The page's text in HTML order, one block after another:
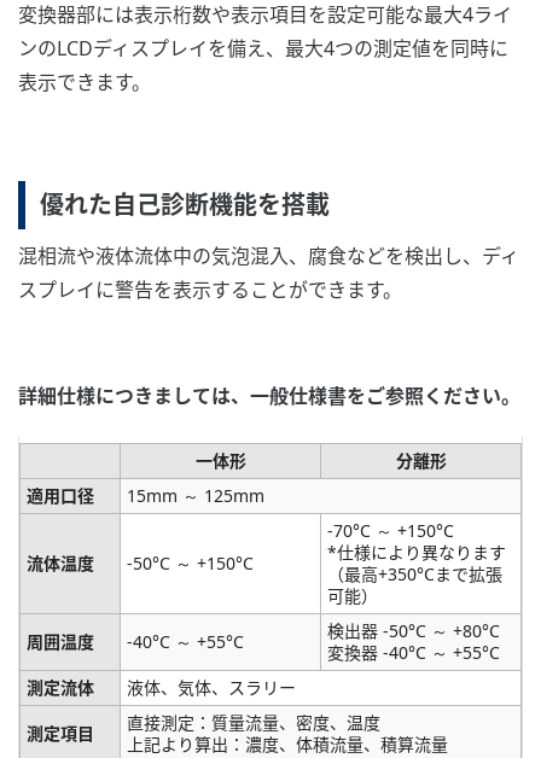
変換器部には表示桁数や表示項目を設定可能な最大4ライ
ンのLCDディスプレイを備え、最大4つの測定値を同時に
表示できます。
優れた自己診断機能を搭載
混相流や液体流体中の気泡混入、腐食などを検出し、ディ
スプレイに警告を表示することができます。
詳細仕様につきましては、一般仕様書をご参照ください。
一体形
分離形
適用口径
15mm ～ 125mm
流体温度 -50°C ～ +150°C
-70°C ～ +150°C
*仕様により異なります
（最高+350°Cまで拡張
可能）
周囲温度
-40°C ～ +55°C
検出器 -50°C ～ +80°C
変換器 -40°C ～ +55°C
測定流体
液体、気体、スラリー
測定項目
直接測定：質量流量、密度、温度
上記より算出：濃度、体積流量、積算流量